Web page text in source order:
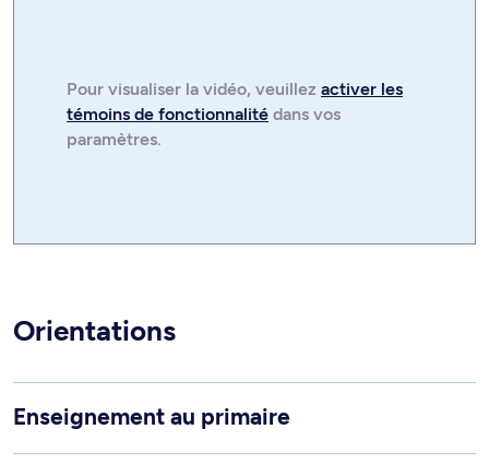
Pour visualiser la vidéo, veuillez activer les
témoins de fonctionnalité dans vos
paramètres.
Orientations
Enseignement au primaire